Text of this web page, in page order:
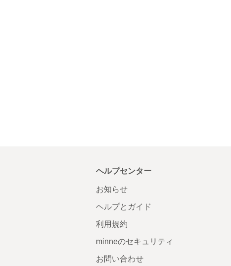
ヘルプセンター
お知らせ
ヘルプとガイド
利用規約
minneのセキュリティ
お問い合わせ